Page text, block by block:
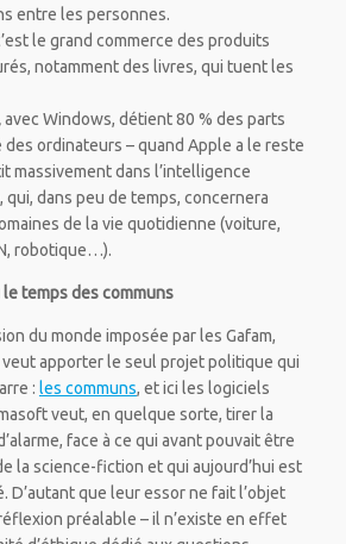
entre les personnes.
le grand commerce des produits
notamment des livres, qui tuent les
avec Windows, détient 80 % des parts
des ordinateurs – quand Apple a le reste
massivement dans l’intelligence
dans peu de temps, concernera
de la vie quotidienne (voiture,
robotique…).
le temps des communs
du monde imposée par les Gafam,
veut apporter le seul projet politique qui
: les communs, et ici les logiciels
veut, en quelque sorte, tirer la
face à ce qui avant pouvait être
la science-fiction et qui aujourd’hui est
D’autant que leur essor ne fait l’objet
préalable – il n’existe en effet